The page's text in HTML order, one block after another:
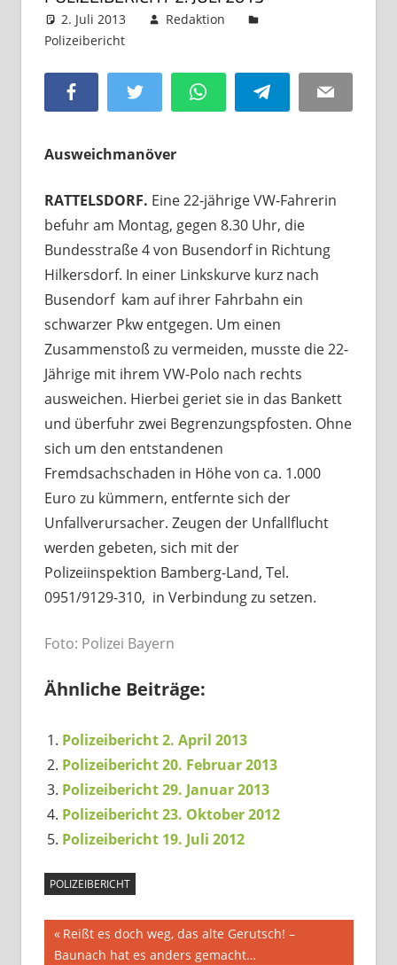
2. Juli 2013
Redaktion
Polizeibericht
Facebook Twitter WhatsAppTelegram Email
Ausweichmanöver
RATTELSDORF. Eine 22-jährige VW-Fahrerin
befuhr am Montag, gegen 8.30 Uhr, die
Bundesstraße 4 von Busendorf in Richtung
Hilkersdorf. In einer Linkskurve kurz nach
Busendorf kam auf ihrer Fahrbahn ein
schwarzer Pkw entgegen. Um einen
Zusammenstoß zu vermeiden, musste die 22-
Jährige mit ihrem VW-Polo nach rechts
ausweichen. Hierbei geriet sie in das Bankett
und überfuhr zwei Begrenzungspfosten. Ohne
sich um den entstandenen
Fremdsachschaden in Höhe von ca. 1.000
Euro zu kümmern, entfernte sich der
Unfallverursacher. Zeugen der Unfallflucht
werden gebeten, sich mit der
Polizeiinspektion Bamberg-Land, Tel.
0951/9129-310, in Verbindung zu setzen.
Foto: Polizei Bayern
Ähnliche Beiträge:
Polizeibericht 2. April 2013
Polizeibericht 20. Februar 2013
Polizeibericht 29. Januar 2013
Polizeibericht 23. Oktober 2012
Polizeibericht 19. Juli 2012
POLIZEIBERICHT
Beitragsnavigation
Vorheriger
Beitrag:
Reißt es doch weg, das alte Gerutsch! –
Baunach hat es anders gemacht…